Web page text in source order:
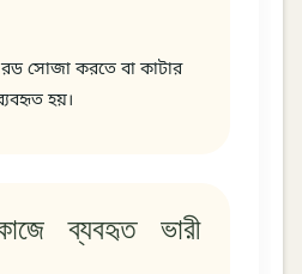
রড সোজা করতে বা কাটার
হয়।
ব্যবহৃত ভারী